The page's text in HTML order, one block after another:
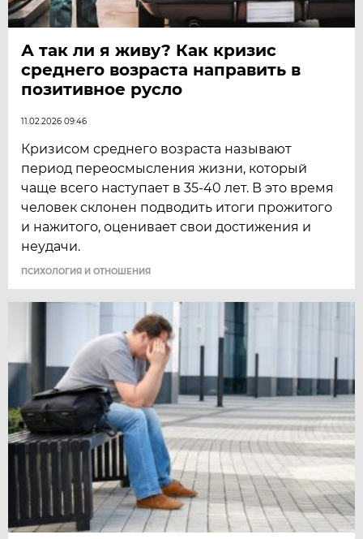
А так ли я живу? Как кризис
среднего возраста направить в
позитивное русло
11.02.2026 09:46
​Кризисом среднего возраста называют
период переосмысления жизни, который
чаще всего наступает в 35-40 лет. В это время
человек склонен подводить итоги прожитого
и нажитого, оценивает свои достижения и
неудачи.
ПСИХОЛОГИЯ И ОТНОШЕНИЯ